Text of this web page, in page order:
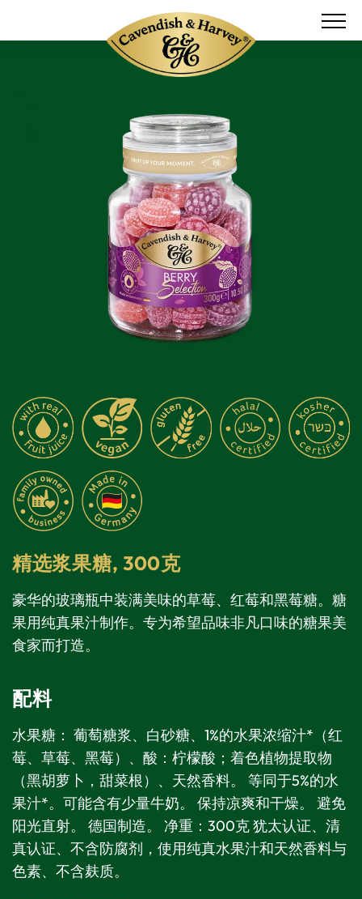
精选浆果糖,300克
豪华的玻璃瓶中装满美味的草莓、红莓和黑莓糖。糖
果用纯真果汁制作。专为希望品味非凡口味的糖果美
食家而打造。
配料
水果糖： 葡萄糖浆、白砂糖、1%的水果浓缩汁*（红
莓、草莓、黑莓）、酸：柠檬酸；着色植物提取物
（黑胡萝卜，甜菜根）、天然香料。 等同于5%的水
果汁*。可能含有少量牛奶。 保持凉爽和干燥。 避免
阳光直射。 德国制造。 净重：300克 犹太认证、清
真认证、不含防腐剂，使用纯真水果汁和天然香料与
色素、不含麸质。